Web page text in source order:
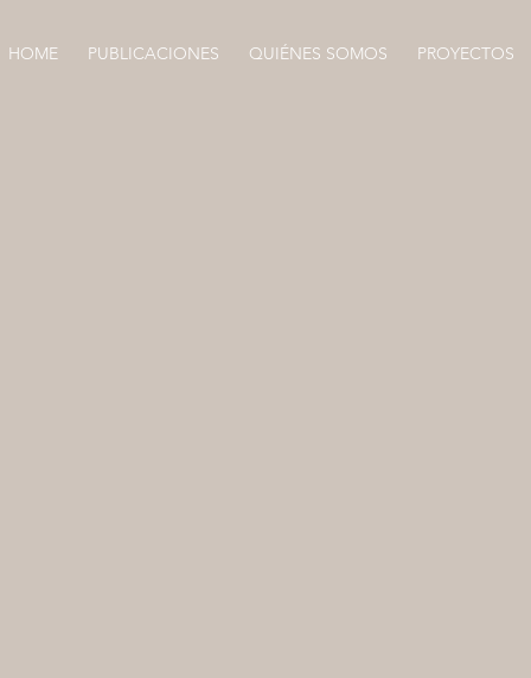
HOME PUBLICACIONES QUIÉNES SOMOS PROYECTOS